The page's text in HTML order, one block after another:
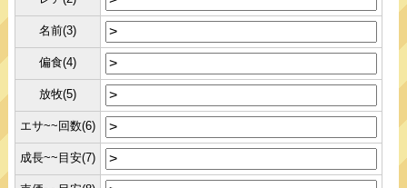
名前(3)
偏食(4)
放牧(5)
エサ~~回数(6)
成長~~目安(7)